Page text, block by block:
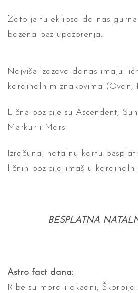
Zato je tu eklipsa da nas
bazena bez upozorenja.
Najviše izazova danas imaju
kardinalnim znakovima (Ovan,
Lične pozicije su Ascendent,
Merkur i Mars.
Izračunaj natalnu kartu
ličnih pozicija imaš u
BESPLATNA
Astro fact dana:
Ribe su mora i okeani, Škorpija